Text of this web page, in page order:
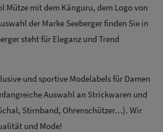
Mütze mit dem Känguru, dem Logo von
der Marke Seeberger finden Sie in
steht für Eleganz und Trend
und sportive Modelabels für Damen
Auswahl an Strickwaren und
Stirnband, Ohrenschützer…). Wir
und Mode!